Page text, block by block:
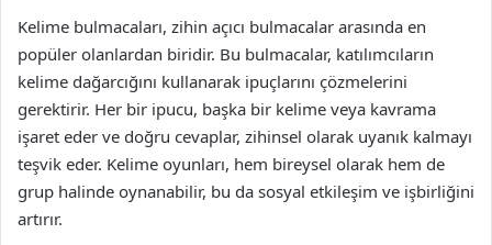
Kelime bulmacaları, zihin açıcı bulmacalar arasında en
popüler olanlardan biridir. Bu bulmacalar, katılımcıların
kelime dağarcığını kullanarak ipuçlarını çözmelerini
gerektirir. Her bir ipucu, başka bir kelime veya kavrama
işaret eder ve doğru cevaplar, zihinsel olarak uyanık kalmayı
teşvik eder. Kelime oyunları, hem bireysel olarak hem de
grup halinde oynanabilir, bu da sosyal etkileşim ve işbirliğini
artırır.